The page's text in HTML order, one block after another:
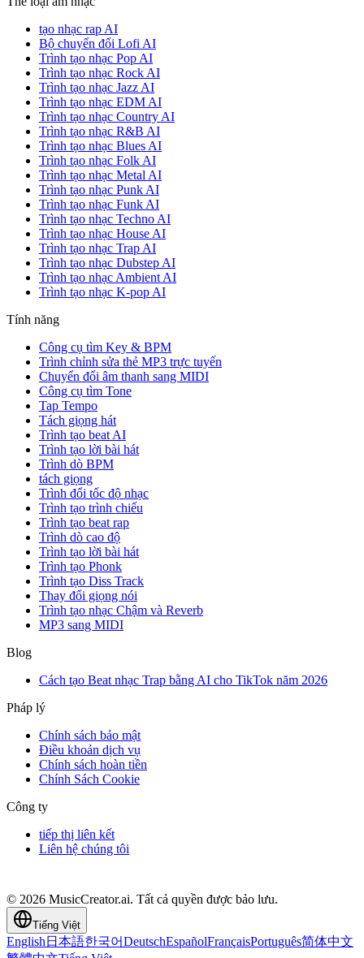
tạo nhạc rap AI
Bộ chuyển đổi Lofi AI
Trình tạo nhạc Pop AI
Trình tạo nhạc Rock AI
Trình tạo nhạc Jazz AI
Trình tạo nhạc EDM AI
Trình tạo nhạc Country AI
Trình tạo nhạc R&B AI
Trình tạo nhạc Blues AI
Trình tạo nhạc Folk AI
Trình tạo nhạc Metal AI
Trình tạo nhạc Punk AI
Trình tạo nhạc Funk AI
Trình tạo nhạc Techno AI
Trình tạo nhạc House AI
Trình tạo nhạc Trap AI
Trình tạo nhạc Dubstep AI
Trình tạo nhạc Ambient AI
Trình tạo nhạc K-pop AI
Tính năng
Công cụ tìm Key & BPM
Trình chỉnh sửa thẻ MP3 trực tuyến
Chuyển đổi âm thanh sang MIDI
Công cụ tìm Tone
Tap Tempo
Tách giọng hát
Trình tạo beat AI
Trình tạo lời bài hát
Trình dò BPM
tách giọng
Trình đổi tốc độ nhạc
Trình tạo trình chiếu
Trình tạo beat rap
Trình dò cao độ
Trình tạo lời bài hát
Trình tạo Phonk
Trình tạo Diss Track
Thay đổi giọng nói
Trình tạo nhạc Chậm và Reverb
MP3 sang MIDI
Blog
Cách tạo Beat nhạc Trap bằng AI cho TikTok năm 2026
Pháp lý
Chính sách bảo mật
Điều khoản dịch vụ
Chính sách hoàn tiền
Chính Sách Cookie
Công ty
tiếp thị liên kết
Liên hệ chúng tôi
© 2026 MusicCreator.ai. Tất cả quyền được bảo lưu.
Tiếng Việt
English 日本語한국어DeutschEspañolFrançaisPortuguês简体中文